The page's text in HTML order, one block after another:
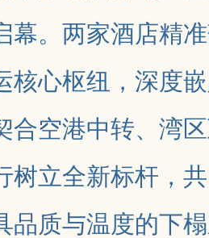
幕。两家酒店精
核心枢纽，深度
合空港中转、湾
树立全新标杆，
品质与温度的下